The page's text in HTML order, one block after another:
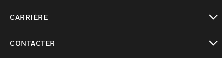
CARRIÈRE
CONTACTER